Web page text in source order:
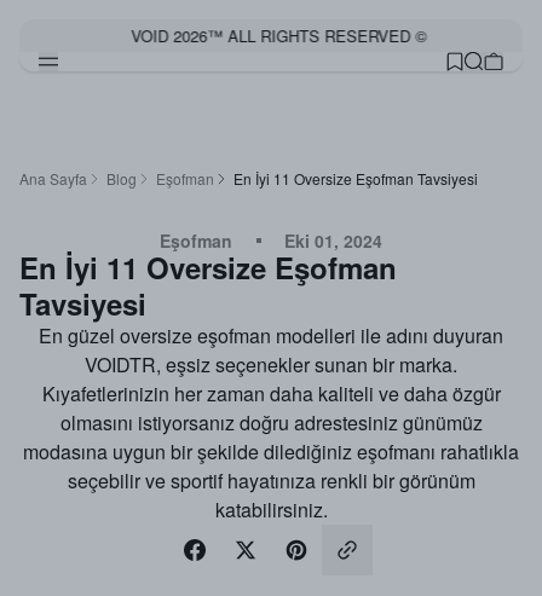
VOID 2026™ ALL RIGHTS RESERVED ©
Ana Sayfa Blog Eşofman En İyi 11 Oversize Eşofman Tavsiyesi
Eşofman Eki 01, 2024
En İyi 11 Oversize Eşofman
Tavsiyesi
En güzel oversize eşofman modelleri ile adını duyuran
VOIDTR, eşsiz seçenekler sunan bir marka.
Kıyafetlerinizin her zaman daha kaliteli ve daha özgür
olmasını istiyorsanız doğru adrestesiniz günümüz
modasına uygun bir şekilde dilediğiniz eşofmanı rahatlıkla
seçebilir ve sportif hayatınıza renkli bir görünüm
katabilirsiniz.